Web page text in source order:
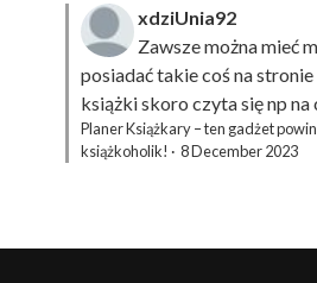
xdziUnia92
Zawsze można mieć
posiadać takie coś na
książki skoro czyta się np na
Planer Książkary – ten gadżet
książkoholik! · 8 December 2023